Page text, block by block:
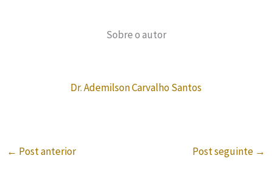
Sobre o autor
Dr. Ademilson Carvalho Santos
← Post anterior Post seguinte →